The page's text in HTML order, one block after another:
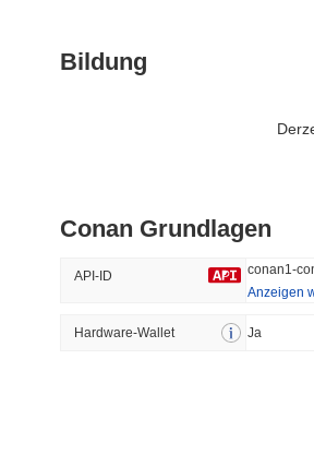
#698
Trendend
Bildung
Conan Grundlagen
API-ID conan1-
Anzeigen
Hardware-Wallet Ja